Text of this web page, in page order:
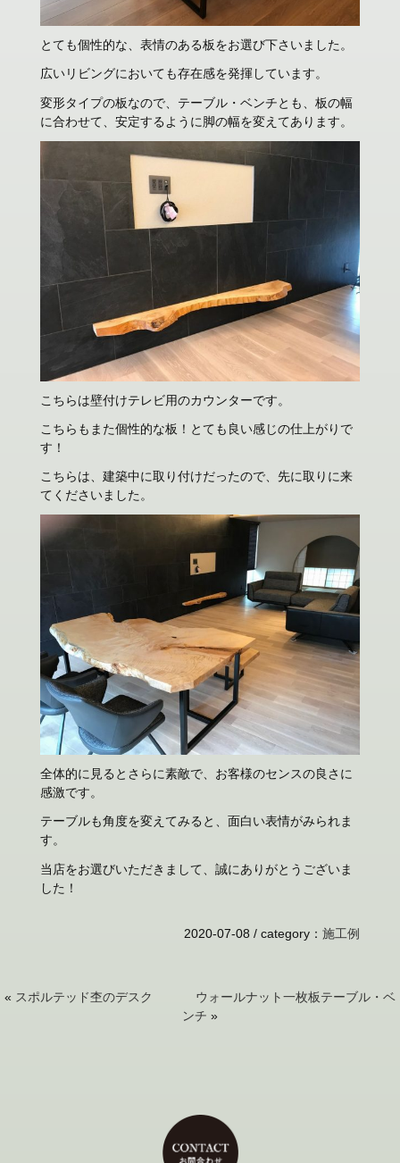
とても個性的な、表情のある板をお選び下さいました。
広いリビングにおいても存在感を発揮しています。
変形タイプの板なので、テーブル・ベンチとも、板の幅
に合わせて、安定するように脚の幅を変えてあります。
こちらは壁付けテレビ用のカウンターです。
こちらもまた個性的な板！とても良い感じの仕上がりで
す！
こちらは、建築中に取り付けだったので、先に取りに来
てくださいました。
全体的に見るとさらに素敵で、お客様のセンスの良さに
感激です。
テーブルも角度を変えてみると、面白い表情がみられま
す。
当店をお選びいただきまして、誠にありがとうございま
した！
2020-07-08 /category ：施工例
« スポルテッド杢のデスク
ウォールナット一枚板テーブル・ベ
ンチ »